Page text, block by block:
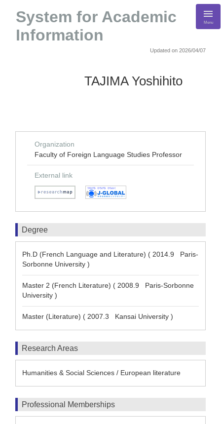
System for Academic
Information
Menu
Updated on 2026/04/07
TAJIMA Yoshihito
Organization
Faculty of Foreign Language Studies Professor
External link
Degree
Ph.D (French Language and Literature) ( 2014.9 Paris-
Sorbonne University )
Master 2 (French Literature) ( 2008.9 Paris-Sorbonne
University )
Master (Literature) ( 2007.3 Kansai University )
Research Areas
Humanities & Social Sciences / European literature
Professional Memberships